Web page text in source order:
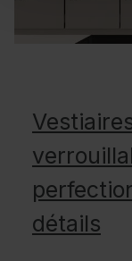
détails